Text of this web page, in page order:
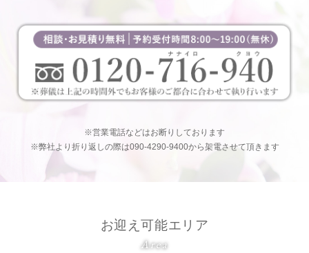
※営業電話などはお断りしております
※弊社より折り返しの際は090-4290-9400から架電させて頂きます
お迎え可能エリア
Area